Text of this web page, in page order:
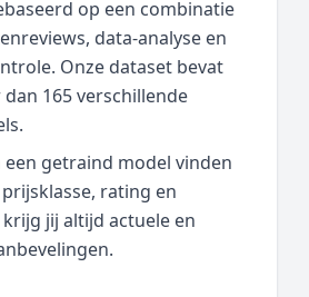
op een combinatie
data‑analyse en
Onze dataset bevat
165 verschillende
getraind model vinden
rating en
jij altijd actuele en